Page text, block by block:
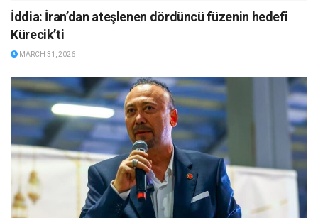
İddia: İran’dan ateşlenen dördüncü füzenin hedefi
Kürecik’ti
MARCH 31, 2026